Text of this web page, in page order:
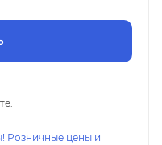
Розничные цены и